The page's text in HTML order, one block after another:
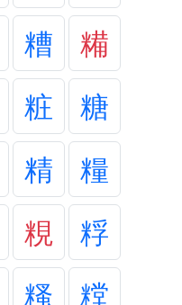
糟
糒
粧
糖
精
糧
粯
粰
糔 糛